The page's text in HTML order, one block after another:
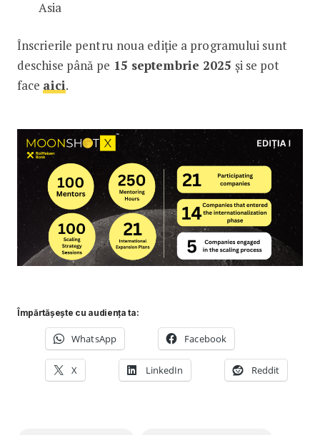
Asia
Înscrierile pentru noua ediție a programului sunt
deschise până pe 15 septembrie 2025 și se pot
face aici.
Împărtășește cu audiența ta:
WhatsApp Facebook
X LinkedIn Reddit